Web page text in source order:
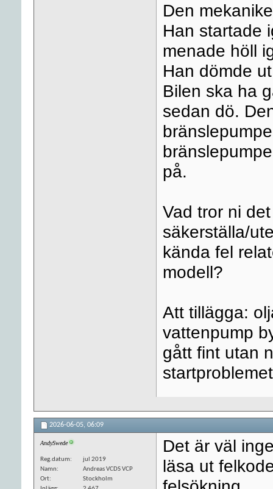
Den
Han startade
menade höll
Han dömde
Bilen ska ha
sedan dö.
på.
Vad tror ni
säkerställa/
kända fel
modell?
Att tillägga:
vattenpump
gått fint utan
2026-06-05, 06:09
AndySwede
Reg.datum
jul 2019
Namn
Andreas VCDS VCP
Ort
Stockholm
Det är väl
läsa ut